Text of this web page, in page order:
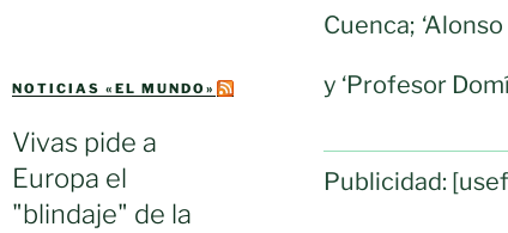
NOTICIAS «EL MUNDO»
Vivas pide a
Europa el
"blindaje" de la
Cuenca;
y ‘Profesor
Publicidad: